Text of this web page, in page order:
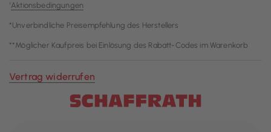
¹Aktionsbedingungen
*Unverbindliche Preisempfehlung des Herstellers
**Möglicher Kaufpreis bei Einlösung des Rabatt-Codes im Warenkorb
Vertrag widerrufen